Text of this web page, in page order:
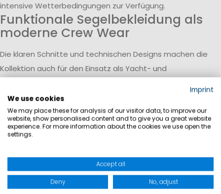
intensive Wetterbedingungen zur Verfügung.
Funktionale Segelbekleidung als
moderne Crew Wear
Die klaren Schnitte und technischen Designs machen die
Kollektion auch für den Einsatz als Yacht- und
wetterfestes Ölzeug lassen sich einheitlich kombinieren und
eignen sich für professionelle Teams an Bord ebenso wie für
Regatta-Crews oder Charterunternehmen.
Entwickelt für Regatta, Offshore
und Freizeit
Von leichten Dinghy-Produkten bis hin zu Offshore-Ölzeug
deckt die neue Segelkollektion unterschiedliche
Imprint
We use cookies
We may place these for analysis of our visitor data, to improve our
website, show personalised content and to give you a great website
experience. For more information about the cookies we use open the
settings.
Accept all
Deny No, adjust